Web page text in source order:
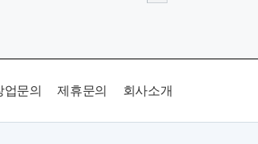
업문의 제휴문의 회사소개